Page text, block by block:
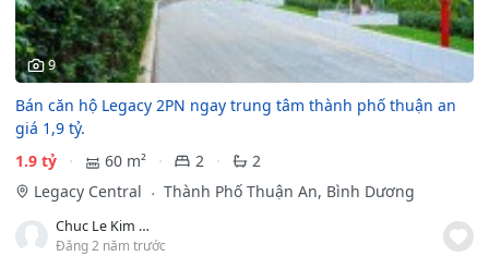
9
Bán căn hộ Legacy 2PN ngay trung tâm thành phố thuận an
giá 1,9 tỷ.
1.9 tỷ
60 m² 2
2
Legacy Central
Thành Phố Thuận An, Bình Dương
Chuc Le Kim Hai
Đăng 2 năm trước